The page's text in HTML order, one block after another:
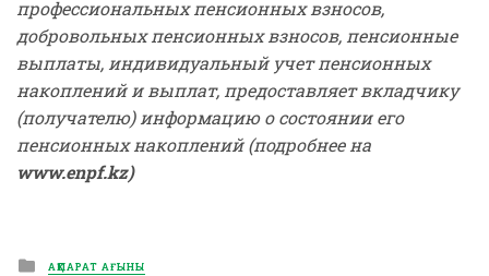
профессиональных пенсионных взносов,
добровольных пенсионных взносов, пенсионные
выплаты, индивидуальный учет пенсионных
накоплений и выплат, предоставляет вкладчику
(получателю) информацию о состоянии его
пенсионных накоплений (подробнее на
www.enpf.kz)
Posted
АҚПАРАТ АҒЫНЫ